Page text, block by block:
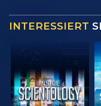
INTERESSIERT